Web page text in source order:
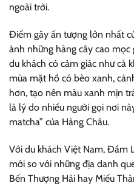
ngoài trời.
Điểm gây ấn tượng lớn nhất
ảnh những hàng cây cao mọc
du khách có cảm giác như cả
mùa mặt hồ có bèo xanh,
hơn, tạo nên màu xanh mịn
là lý do nhiều người gọi nơi
matcha” của Hàng Châu.
Với du khách Việt Nam, Đầm
mới so với những địa danh
Bến Thượng Hải hay Miếu